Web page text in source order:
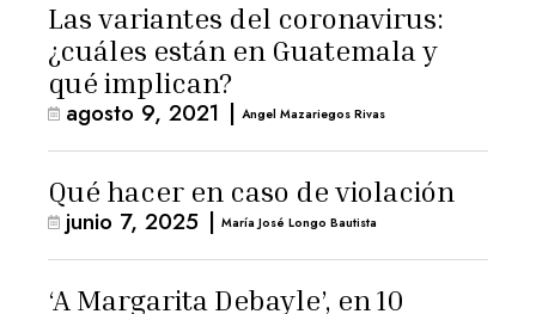
Las variantes del coronavirus:
¿cuáles están en Guatemala y
qué implican?
agosto 9, 2021 | Angel Mazariegos Rivas
Qué hacer en caso de violación
junio 7, 2025 | María José Longo Bautista
‘A Margarita Debayle’, en 10